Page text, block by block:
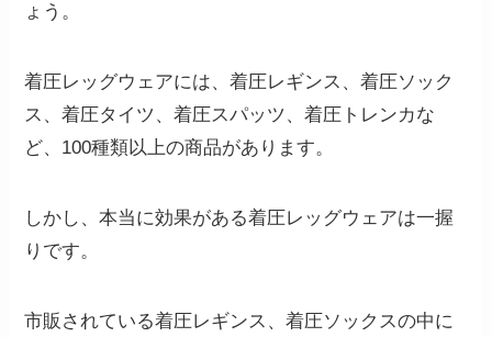
ょう。
着圧レッグウェアには、着圧レギンス、着圧ソック
ス、着圧タイツ、着圧スパッツ、着圧トレンカな
ど、100種類以上の商品があります。
しかし、本当に効果がある着圧レッグウェアは一握
りです。
市販されている着圧レギンス、着圧ソックスの中に